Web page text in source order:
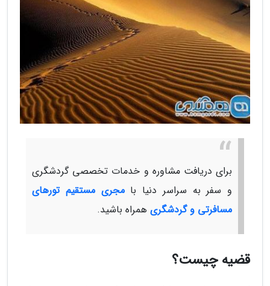
برای دریافت مشاوره و خدمات تخصصی گردشگری
و سفر به سراسر دنیا بامجری مستقیم تورهای
مسافرتی و گردشگری همراه باشید.
قضیه چیست؟